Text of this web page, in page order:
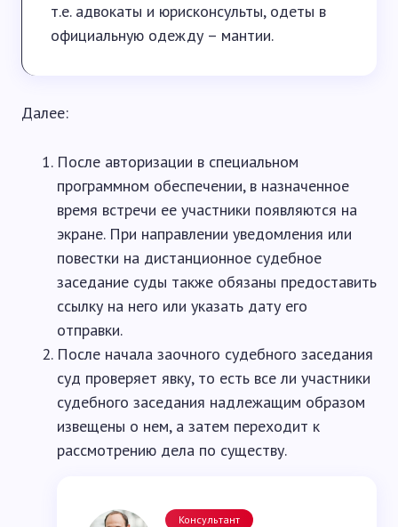
т.е. адвокаты и юрисконсульты, одеты в
официальную одежду – мантии.
Далее:
После авторизации в специальном
программном обеспечении, в назначенное
время встречи ее участники появляются на
экране. При направлении уведомления или
повестки на дистанционное судебное
заседание суды также обязаны предоставить
ссылку на него или указать дату его
отправки.
После начала заочного судебного заседания
суд проверяет явку, то есть все ли участники
судебного заседания надлежащим образом
извещены о нем, а затем переходит к
рассмотрению дела по существу.
Консультант